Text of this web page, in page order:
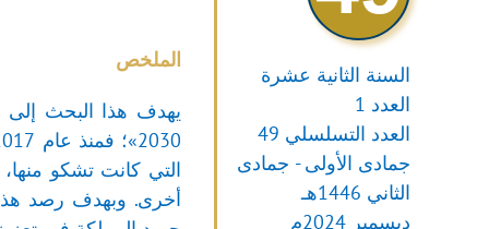
الملخص
يهدف هذا البحث إلى
التي كانت تشكو
أخرى. وبهدف رصد هذه
السنة الثانية عشرة
العدد 1
العدد التسلسلي 49
جمادى الأولى - جمادى
الثاني 1446هـ
ديسمبر 2024م